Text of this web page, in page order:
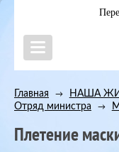
Главная → НАША
Отряд министра →
Плетение